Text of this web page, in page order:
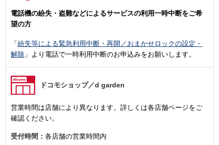
電話機の紛失・盗難などによるサービスの利用一時中断をご希
望の方
「紛失等による緊急利用中断・再開／おまかせロックの設定・
解除 」より電話で一時利用中断のお申込みをお願いします。
ドコモショップ／d garden
営業時間は店舗により異なります。詳しくは各店舗ページをご
確認ください。
受付時間： 各店舗の営業時間内